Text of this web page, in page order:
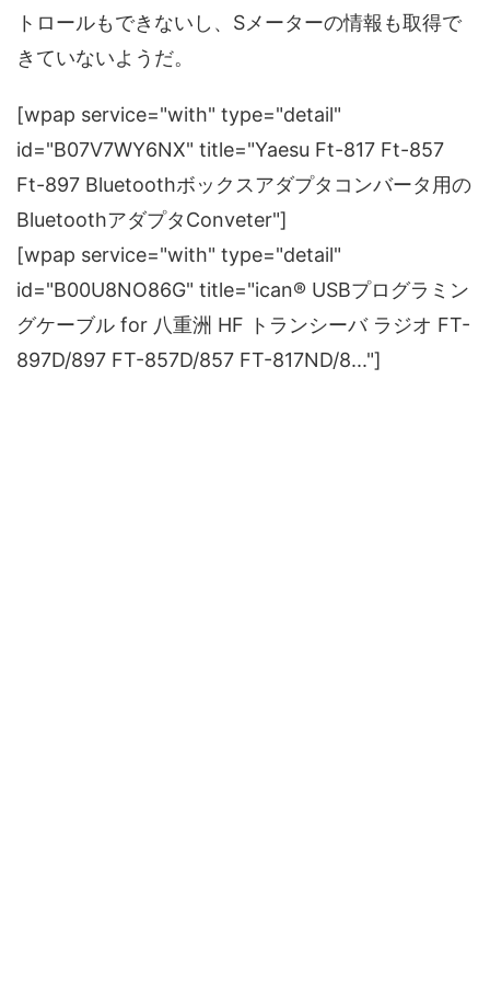
トロールもできないし、Sメーターの情報も取得で
きていないようだ。
[wpap service="with" type="detail"
id="B07V7WY6NX" title="Yaesu Ft-817 Ft-857
Ft-897 Bluetoothボックスアダプタコンバータ用の
BluetoothアダプタConveter"]
[wpap service="with" type="detail"
id="B00U8NO86G" title="ican® USBプログラミン
グケーブル for 八重洲 HF トランシーバ ラジオ FT-
897D/897 FT-857D/857 FT-817ND/8..."]